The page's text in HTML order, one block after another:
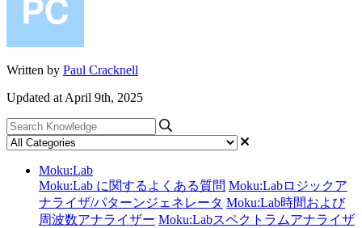
Written by Paul Cracknell
Updated at April 9th, 2025
Moku:Lab
Moku:Lab に関するよくある質問 Moku:Labロジックア
ナライザ/パターンジェネレータ Moku:Lab時間および
周波数アナライザー Moku:Labスペクトラムアナライザ